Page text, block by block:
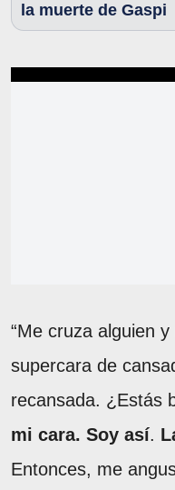
la muerte de Gaspi
“Me cruza alguien
supercara de
recansada. ¿Estás
mi cara. Soy así.
Entonces, me